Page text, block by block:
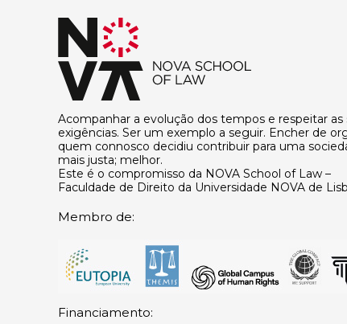
Acompanhar a evolução dos tempos e respeitar as
exigências. Ser um exemplo a seguir. Encher de
quem connosco decidiu contribuir para uma
mais justa; melhor.
Este é o compromisso da NOVA School of Law –
Faculdade de Direito da Universidade NOVA de
Membro de:
Financiamento: